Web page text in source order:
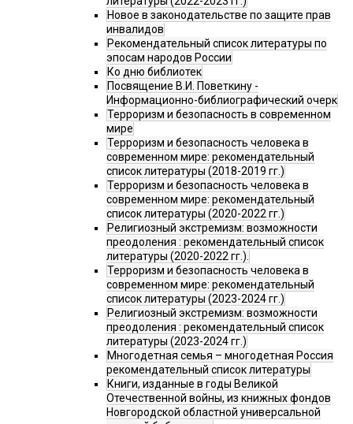
Новое в законодательстве по защите прав
инвалидов
Рекомендательный список литературы по
эпосам народов России
Ко дню библиотек
Посвящение В.И. Поветкину -
Информационно-библиографический очерк
Терроризм и безопасность в современном
мире
Терроризм и безопасность человека в
современном мире: рекомендательный
список литературы (2018-2019 гг.)
Терроризм и безопасность человека в
современном мире: рекомендательный
список литературы (2020-2022 гг.)
Религиозный экстремизм: возможности
преодоления : рекомендательный список
литературы (2020-2022 гг.).
Терроризм и безопасность человека в
современном мире: рекомендательный
список литературы (2023-2024 гг.)
Религиозный экстремизм: возможности
преодоления : рекомендательный список
литературы (2023-2024 гг.)
Многодетная семья – многодетная Россия
рекомендательный список литературы
Книги, изданные в годы Великой
Отечественной войны, из книжных фондов
Новгородской областной универсальной